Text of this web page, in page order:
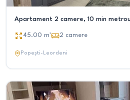
Apartament 2 camere, 10 min
45.00 m² 2 camere
Popești-Leordeni